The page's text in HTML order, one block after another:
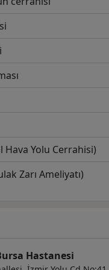
Hava Yolu Cerrahisi)
Zarı Ameliyatı)
Hastanesi